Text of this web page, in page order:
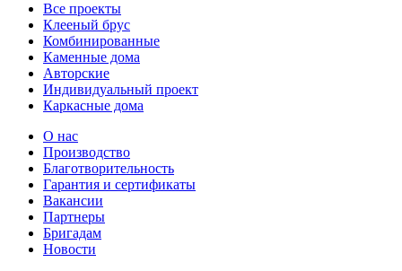
Все проекты
Клееный брус
Комбинированные
Каменные дома
Авторские
Индивидуальный проект
Каркасные дома
О нас
Производство
Благотворительность
Гарантия и сертификаты
Вакансии
Партнеры
Бригадам
Новости